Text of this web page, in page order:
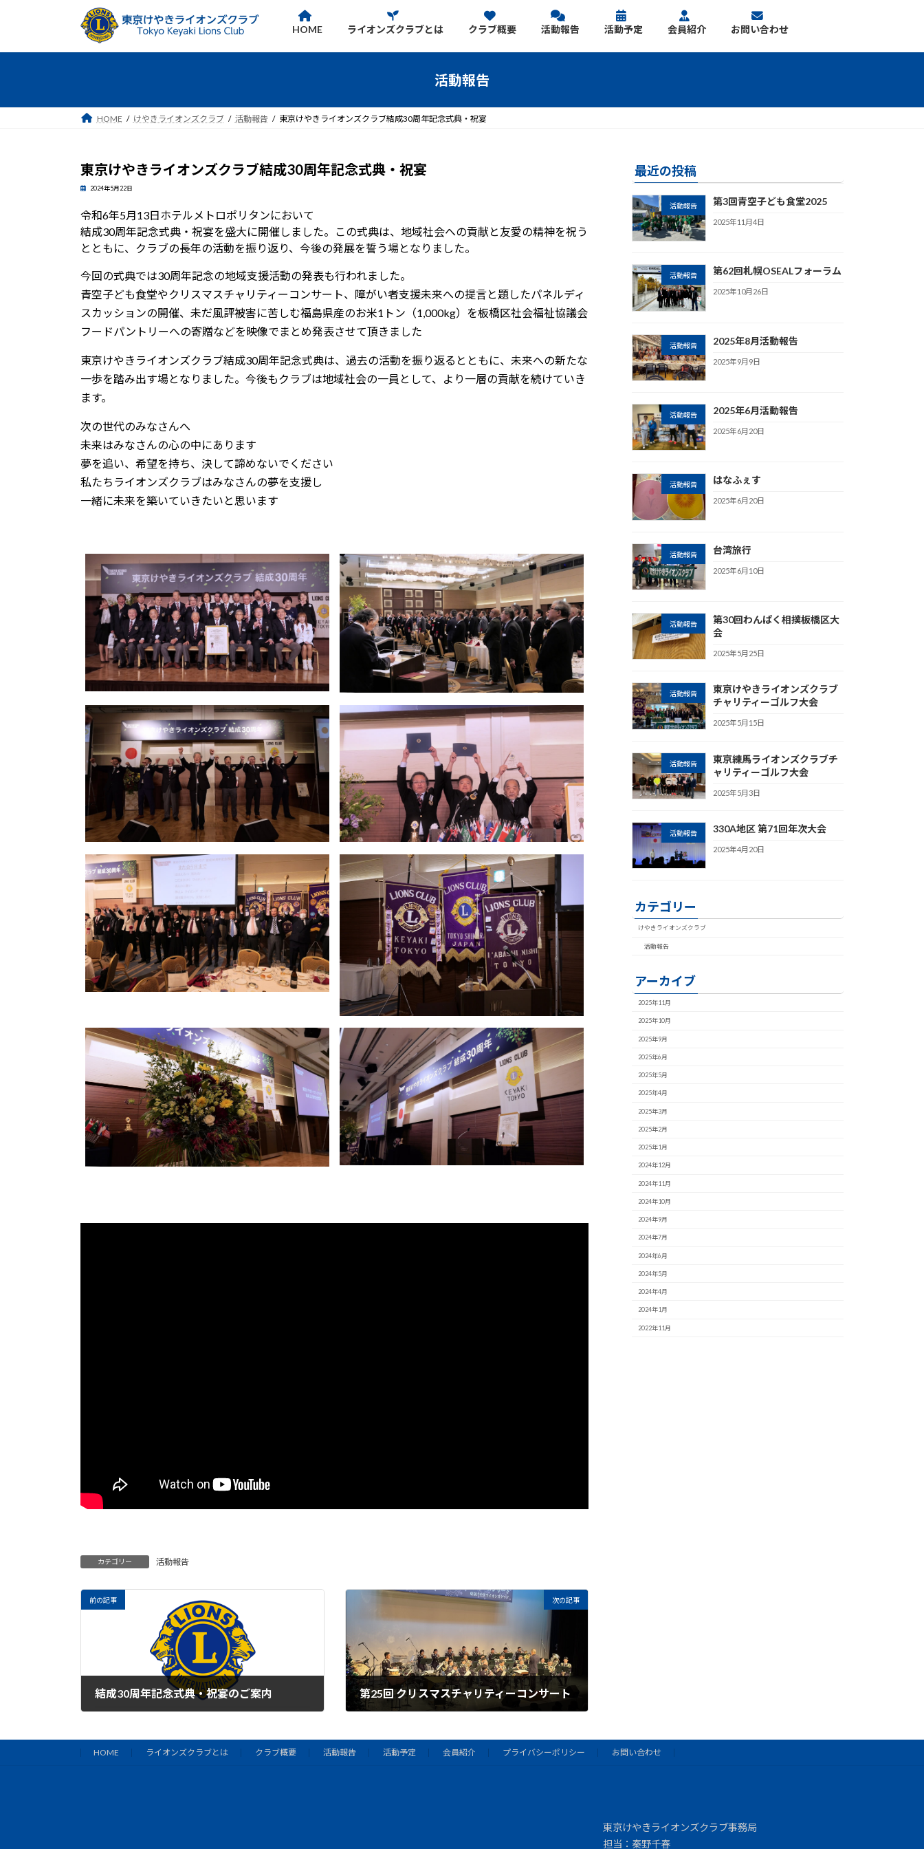
ス
ン
HOME ライオンズクラブとは クラブ概要 活動報告 活動予定 会員紹介 お問い合わせ
活動報告
HOME けやきライオンズクラブ 活動報告 東京けやきライオンズクラブ結成30周年記念式典・祝宴
東京けやきライオンズクラブ結成30周年記念式典・祝宴
2024年5月22日
令和6年5月13日ホテルメトロポリタンにおいて
結成30周年記念式典・祝宴を盛大に開催しました。この式典は、地域社会への貢献と友愛の精神を祝う
とともに、クラブの長年の活動を振り返り、今後の発展を誓う場となりました。
今回の式典では30周年記念の地域支援活動の発表も行われました。
青空子ども食堂やクリスマスチャリティーコンサート、障がい者支援未来への提言と題したパネルディ
スカッションの開催、未だ風評被害に苦しむ福島県産のお米1トン（1,000kg）を板橋区社会福祉協議会
フードパントリーへの寄贈などを映像でまとめ発表させて頂きました
東京けやきライオンズクラブ結成30周年記念式典は、過去の活動を振り返るとともに、未来への新たな
一歩を踏み出す場となりました。今後もクラブは地域社会の一員として、より一層の貢献を続けていき
ます。
次の世代のみなさんへ
未来はみなさんの心の中にあります
夢を追い、希望を持ち、決して諦めないでください
私たちライオンズクラブはみなさんの夢を支援し
一緒に未来を築いていきたいと思います
カテゴリー 活動報告
前の記事
結成30周年記念式典・祝宴のご案内
次の記事
第25回 クリスマスチャリティーコンサート
最近の投稿
活動報告 第3回青空子ども食堂2025
2025年11月4日
活動報告 第62回札幌OSEALフォーラム
2025年10月26日
活動報告 2025年8月活動報告
2025年9月9日
活動報告 2025年6月活動報告
2025年6月20日
活動報告 はなふぇす
2025年6月20日
活動報告 台湾旅行
2025年6月10日
活動報告
第30回わんぱく相撲板橋区大
会
2025年5月25日
活動報告
東京けやきライオンズクラブ
チャリティーゴルフ大会
2025年5月15日
活動報告
東京練馬ライオンズクラブチ
ャリティーゴルフ大会
2025年5月3日
活動報告 330A地区 第71回年次大会
2025年4月20日
カテゴリー
けやきライオンズクラブ
活動報告
アーカイブ
2025年11月
2025年10月
2025年9月
2025年6月
2025年5月
2025年4月
2025年3月
2025年2月
2025年1月
2024年12月
2024年11月
2024年10月
2024年9月
2024年7月
2024年6月
2024年5月
2024年4月
2024年1月
2022年11月
HOME ライオンズクラブとは クラブ概要 活動報告 活動予定 会員紹介 プライバシーポリシー お問い合わせ
東京けやきライオンズクラブ事務局
担当：秦野千春